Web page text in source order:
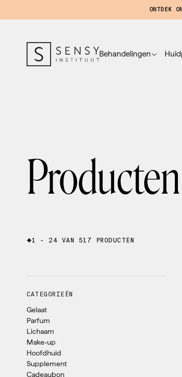
ONTDEK
Behandelingen
Producten
1 - 24 VAN 517 PRODUCTEN
CATEGORIEËN
Gelaat
Parfum
Lichaam
Make-up
Hoofdhuid
Supplement
Cadeaubon